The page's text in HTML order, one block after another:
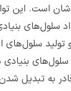
است. این
سلول‌های
تولید سلول‌های
سلول‌های بنیادی
به تبدیل